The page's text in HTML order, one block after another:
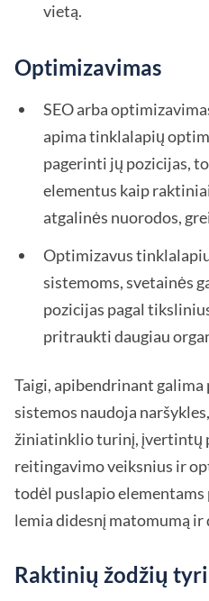
vietą.
Optimizavimas
SEO arba
apima tinklalapių
pagerinti jų pozicijas,
elementus kaip
atgalinės nuorodos,
Optimizavus
sistemoms, svetainės
pozicijas pagal
pritraukti daugiau
Taigi, apibendrinant galima
sistemos naudoja
žiniatinklio turinį, įvertintų
reitingavimo veiksnius ir
todėl puslapio elementams
lemia didesnį matomumą
Raktinių žodžių